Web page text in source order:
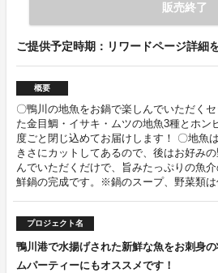
販売終了
ご提供予定時期：リワードページ詳細
概要
〇鴨川の地魚をお鍋で楽しんでいただく
た金目鯛・イサキ・ムツの地魚3種とホン
度ごと閉じ込めてお届けします！ 〇地魚
きさにカットしてあるので、後はお好み
んでいただくだけで、旨みたっぷりの魚
鮮鍋の完成です。※鍋のスープ、野菜類は
プロジェクト名
鴨川港で水揚げされた新鮮な魚をお刺身
ムパーティーにもオススメです！